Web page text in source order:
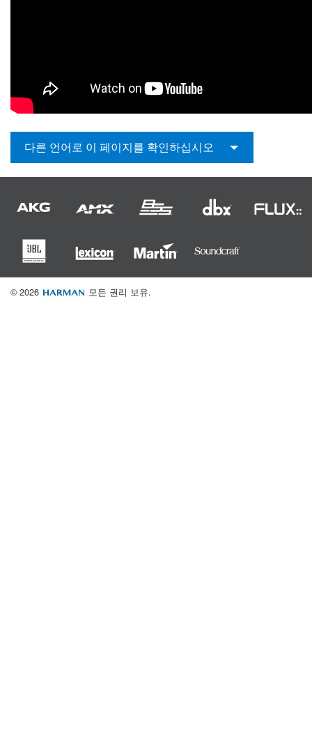
다른 언어로 이 페이지를 확인하십시오
© 2026 모든 권리 보유.